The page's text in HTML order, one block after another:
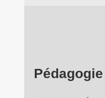
Pédagogie